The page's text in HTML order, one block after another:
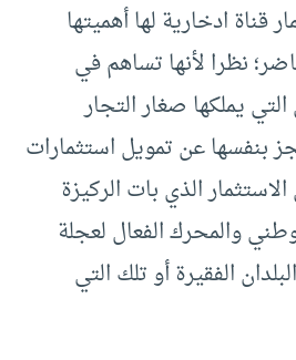
قناة ادخارية لها أهميتها
نظرا لأنها تساهم في
يملكها صغار التجار
بنفسها عن تمويل استثمارات
الذي بات الركيزة
والمحرك الفعال لعجلة
الفقيرة أو تلك التي